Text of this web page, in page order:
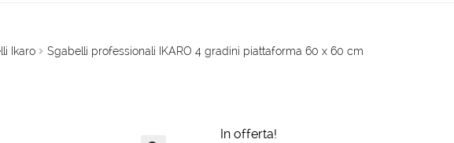
Ikaro Sgabelli professionali IKARO 4 gradini piattaforma 60 x 60 cm
In offerta!